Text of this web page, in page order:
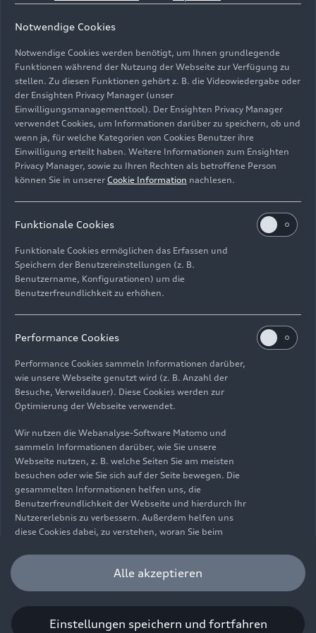
Kakteen und Grünflächen prägen das Gelände des Audi
Werks in México
Bild-Nr: A251880 · Copyright: AUDI AG
Rechte: Verwendung für Pressezwecke honorarfrei
ImpressumRechtliches
Hinweisgebersystem
Informationen zur BarrierefreiheitKontakt
© 2026 AUDI AG. Alle Rechte vorbehalten.
EN
Die Angaben zu Kraftstoffverbrauch, Stromverbrauch, CO₂-
Emissionen und elektrischer Reichweite wurden nach dem
gesetzlich vorgeschriebenen Messverfahren „Worldwide
Harmonized Light Vehicles Test Procedure“ (WLTP) gemäß
Verordnung (EG) 715/2007 ermittelt. Zusatzausstattungen und
Zubehör (Anbauteile, Reifenformat usw.) können relevante
Aerodynamik verändern und neben Witterungs- und
Verkehrsbedingungen sowie dem individuellen Fahrverhalten den
Sie unter www.audi.de/wltp.
Notwendige Cookies
Notwendige Cookies werden benötigt, um Ihnen grundlegende
Funktionen während der Nutzung der Webseite zur Verfügung zu
stellen. Zu diesen Funktionen gehört z. B. die Videowiedergabe oder
der Ensighten Privacy Manager (unser
Einwilligungsmanagementtool). Der Ensighten Privacy Manager
verwendet Cookies, um Informationen darüber zu speichern, ob und
wenn ja, für welche Kategorien von Cookies Benutzer ihre
Einwilligung erteilt haben. Weitere Informationen zum Ensighten
Privacy Manager, sowie zu Ihren Rechten als betroffene Person
können Sie in unserer Cookie Information nachlesen.
Funktionale Cookies
Funktionale Cookies ermöglichen das Erfassen und
Speichern der Benutzereinstellungen (z. B.
Benutzername, Konfigurationen) um die
Benutzerfreundlichkeit zu erhöhen.
Performance Cookies
Performance Cookies sammeln Informationen darüber,
wie unsere Webseite genutzt wird (z. B. Anzahl der
Besuche, Verweildauer). Diese Cookies werden zur
Optimierung der Webseite verwendet.
Wir nutzen die Webanalyse-Software Matomo und
sammeln Informationen darüber, wie Sie unsere
Webseite nutzen, z. B. welche Seiten Sie am meisten
besuchen oder wie Sie sich auf der Seite bewegen. Die
gesammelten Informationen helfen uns, die
Benutzerfreundlichkeit der Webseite und hierdurch Ihr
Nutzererlebnis zu verbessern. Außerdem helfen uns
diese Cookies dabei, zu verstehen, woran Sie beim
unser Angebot optimieren können. Bitte beachten Sie,
dass Sie Ihre Einwilligung bezüglich der Platzierung von
Performance Cookies jederzeit widerrufen können.
Cookie Information.
Alle akzeptieren
Einstellungen speichern und fortfahren